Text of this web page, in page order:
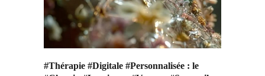
#Thérapie #Digitale #Personnalisée : le